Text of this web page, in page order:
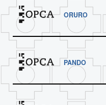
ORURO
PANDO